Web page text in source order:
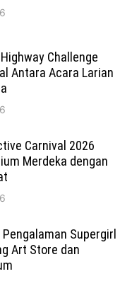
Challenge
Antara Acara Larian
Carnival 2026
Merdeka dengan
Supergirl
Art Store dan